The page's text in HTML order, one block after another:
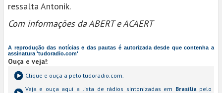
ressalta Antonik.
Com informações da ABERT e ACAERT
A reprodução das notícias e das pautas é autorizada desde que contenha a
assinatura 'tudoradio.com'
Ouça e veja!:
Clique e ouça a pelo tudoradio.com.
Veja e ouça aqui a lista de rádios sintonizadas em Brasília pelo